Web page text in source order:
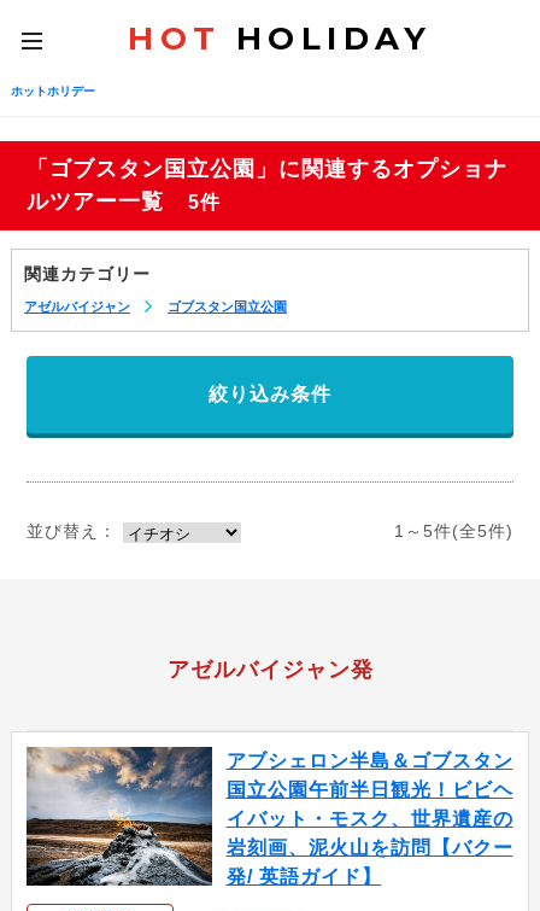
toggle
navigation
HOT HOLIDAY
ホットホリデー
「ゴブスタン国立公園」に関連するオプショナ
ルツアー一覧
5件
関連カテゴリー
アゼルバイジャン ゴブスタン国立公園
絞り込み条件
並び替え： 1～5件(全5件)
アゼルバイジャン発
アブシェロン半島＆ゴブスタン
国立公園午前半日観光！ビビヘ
イバット・モスク、世界遺産の
岩刻画、泥火山を訪問【バクー
発/ 英語ガイド】